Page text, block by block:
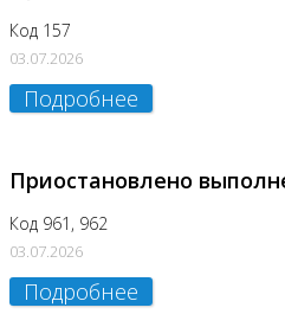
Код 157
03.07.2026
Подробнее
Приостановлено
Код 961, 962
03.07.2026
Подробнее